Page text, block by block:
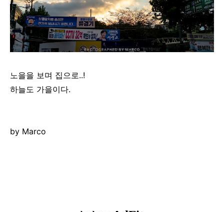
노을을 보며 집으로..!
하늘도 가을이다.
by Marco